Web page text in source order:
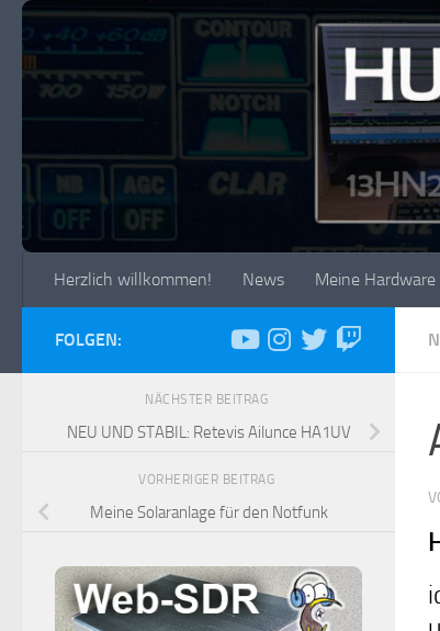
Zum Inhalt springen
Herzlich willkommen! News Meine Hardware
FOLGEN:
NÄCHSTER BEITRAG
NEU UND STABIL: Retevis Ailunce HA1UV
VORHERIGER BEITRAG
Meine Solaranlage für den Notfunk